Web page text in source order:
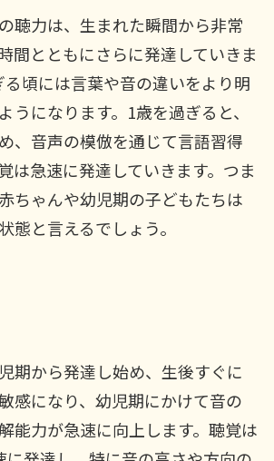
聴力は、生まれた瞬間から非常
間とともにさらに発達していきま
る頃には言葉や音の違いをより明
うになります。1歳を過ぎると、
、音声の模倣を通じて言語習得
は急速に発達していきます。つま
ちゃんや幼児期の子どもたちは
態と言えるでしょう。
期から発達し始め、生後すぐに
感になり、幼児期にかけて音の
能力が急速に向上します。聴覚は